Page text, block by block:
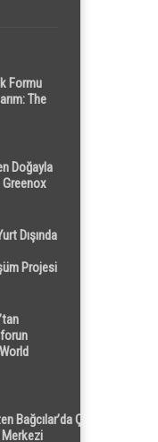
Formu
The
Doğayla
Greenox
Dışında
Projesi
Bağcılar’da Çok
Merkezi